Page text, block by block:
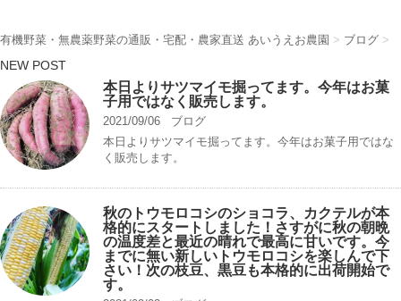
有機野菜・無農薬野菜の通販・宅配・農家直送 あいうえお農園 > ブログ >
NEW POST
本日よりサツマイモ掘ってます。今年はお菓
子用ではなく販売します。
2021/09/06
ブログ
本日よりサツマイモ掘ってます。今年はお菓子用ではな
く販売します。
秋のトウモロコシのショコラ、カクテルが本
格的にスタートしました！さすがに秋の朝晩
の温度差と最近の晴れで最高に甘いです。今
までに無い新しいトウモロコシを楽しんで下
さい！次の枝豆、黒豆も本格的に出荷開始で
す。